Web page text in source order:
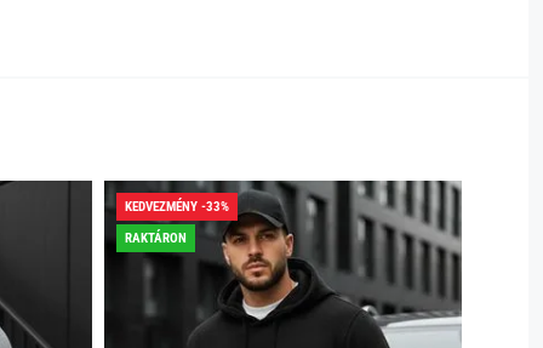
KEDVEZMÉNY -33%
RAKTÁRON